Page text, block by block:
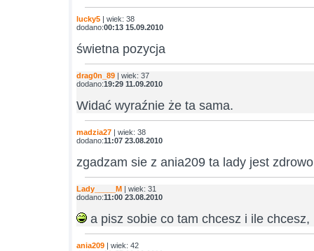
lucky5 | wiek: 38
dodano:00:13 15.09.2010
świetna pozycja
drag0n_89 | wiek: 37
dodano:19:29 11.09.2010
Widać wyraźnie że ta sama.
madzia27 | wiek: 38
dodano:11:07 23.08.2010
zgadzam sie z ania209 ta lady jest
Lady_____M | wiek: 31
dodano:11:00 23.08.2010
a pisz sobie co tam chcesz i ile
ania209 | wiek: 42